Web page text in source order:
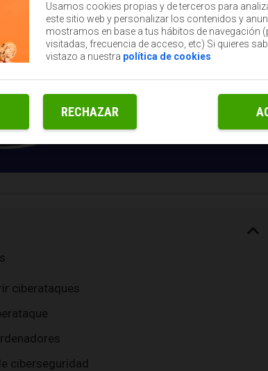
ciberataques
ciberseguridad
Usamos cookies propias y de terceros para
este sitio web y personalizar los contenidos y
mostramos en base a tus hábitos de navegación
visitadas, frecuencia de acceso, etc) Si quieres
vistazo a nuestra política de cookies
RECHAZAR